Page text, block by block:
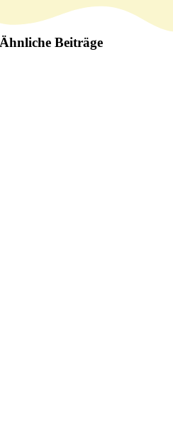
Ähnliche Beiträge